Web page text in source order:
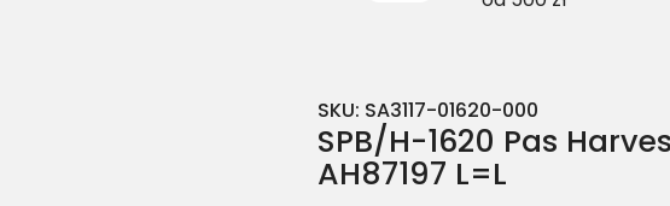
SKU: SA3117-01620-000
SPB/H-1620 Pas
AH87197 L=L